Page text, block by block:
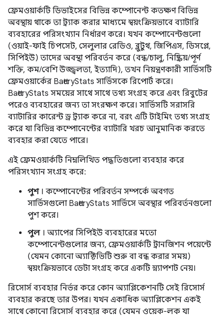
ফ্রেমওয়ার্কটি ডিভাইসের বিভিন্ন কম্পোনেন্ট কতক্ষণ বিভিন্ন
অবস্থায় থাকে তা ট্র্যাক করার মাধ্যমে স্বয়ংক্রিয়ভাবে ব্যাটারি
ব্যবহারের পরিসংখ্যান নির্ধারণ করে। যখন কম্পোনেন্টগুলো
(ওয়াই-ফাই চিপসেট, সেলুলার রেডিও, ব্লুটুথ, জিপিএস, ডিসপ্লে,
সিপিইউ) তাদের অবস্থা পরিবর্তন করে (বন্ধ/চালু, নিষ্ক্রিয়/পূর্ণ
শক্তি, কম/বেশি উজ্জ্বলতা, ইত্যাদি), তখন নিয়ন্ত্রণকারী সার্ভিসটি
ফ্রেমওয়ার্কের BatteryStats সার্ভিসকে রিপোর্ট করে।
BatteryStats সময়ের সাথে সাথে তথ্য সংগ্রহ করে এবং রিবুটের
পরেও ব্যবহারের জন্য তা সংরক্ষণ করে। সার্ভিসটি সরাসরি
ব্যাটারির কারেন্ট ড্র ট্র্যাক করে না, বরং এটি টাইমিং তথ্য সংগ্রহ
করে যা বিভিন্ন কম্পোনেন্টের ব্যাটারি খরচ আনুমানিক করতে
ব্যবহার করা যেতে পারে।
এই ফ্রেমওয়ার্কটি নিম্নলিখিত পদ্ধতিগুলো ব্যবহার করে
পরিসংখ্যান সংগ্রহ করে:
পুশ। কম্পোনেন্টের পরিবর্তন সম্পর্কে অবগত
সার্ভিসগুলো BatteryStats সার্ভিসে অবস্থার পরিবর্তনগুলো
পুশ করে।
পুল । অ্যাপের সিপিইউ ব্যবহারের মতো
কম্পোনেন্টগুলোর জন্য, ফ্রেমওয়ার্কটি ট্রানজিশন পয়েন্টে
(যেমন কোনো অ্যাক্টিভিটি শুরু বা বন্ধ করার সময়)
স্বয়ংক্রিয়ভাবে ডেটা সংগ্রহ করে একটি স্ন্যাপশট নেয়।
রিসোর্স ব্যবহার নির্ভর করে কোন অ্যাপ্লিকেশনটি সেই রিসোর্স
ব্যবহার করছে তার উপর। যখন একাধিক অ্যাপ্লিকেশন একই
সাথে কোনো রিসোর্স ব্যবহার করে (যেমন ওয়েক-লক যা